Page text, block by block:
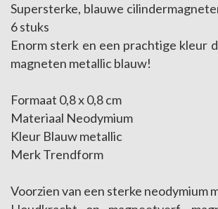
Supersterke, blauwe
6 stuks
Enorm sterk en een prachtige kleur
magneten metallic blauw!
Formaat 0,8 x 0,8 cm
Materiaal Neodymium
Kleur Blauw metallic
Merk Trendform
Voorzien van een sterke neodymium